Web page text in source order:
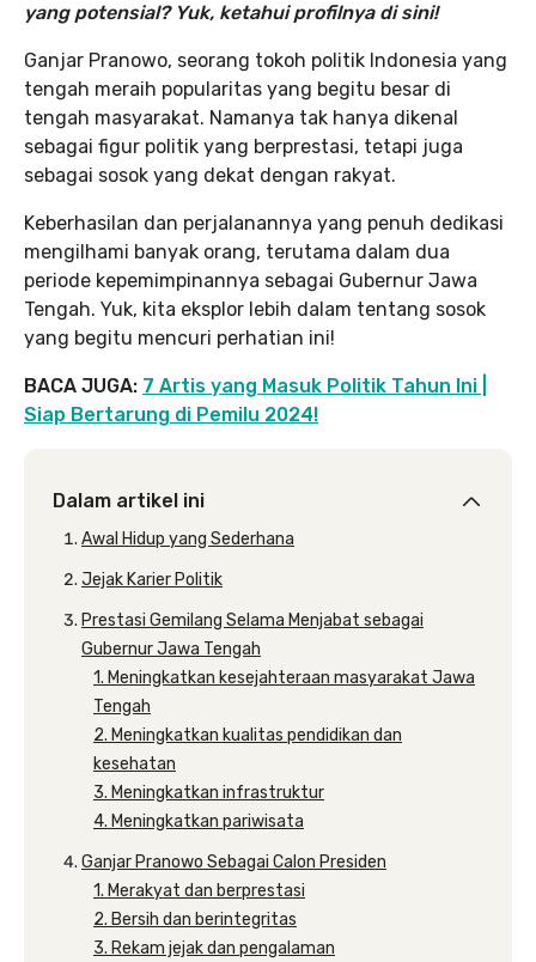
yang potensial? Yuk, ketahui profilnya di sini!
Ganjar Pranowo, seorang tokoh politik Indonesia yang
tengah meraih popularitas yang begitu besar di
tengah masyarakat. Namanya tak hanya dikenal
sebagai figur politik yang berprestasi, tetapi juga
sebagai sosok yang dekat dengan rakyat.
Keberhasilan dan perjalanannya yang penuh dedikasi
mengilhami banyak orang, terutama dalam dua
periode kepemimpinannya sebagai Gubernur Jawa
Tengah. Yuk, kita eksplor lebih dalam tentang sosok
yang begitu mencuri perhatian ini!
BACA JUGA: 7 Artis yang Masuk Politik Tahun Ini |
Siap Bertarung di Pemilu 2024!
Dalam artikel ini
Awal Hidup yang Sederhana
Jejak Karier Politik
Prestasi Gemilang Selama Menjabat sebagai
Gubernur Jawa Tengah
1. Meningkatkan kesejahteraan masyarakat Jawa
Tengah
2. Meningkatkan kualitas pendidikan dan
kesehatan
3. Meningkatkan infrastruktur
4. Meningkatkan pariwisata
Ganjar Pranowo Sebagai Calon Presiden
1. Merakyat dan berprestasi
2. Bersih dan berintegritas
3. Rekam jejak dan pengalaman